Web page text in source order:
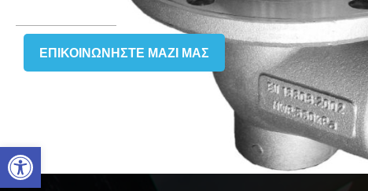
Ανοίξτε τη γραμμή εργαλείων
ΕΠΙΚΟΙΝΩΝΉΣΤΕ ΜΑΖΙ ΜΑΣ